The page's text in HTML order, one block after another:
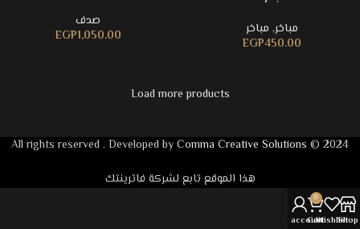
مباخر, مباخر
EGP450.00
صدف
EGP1,050.00
Load more products
2024 © All rights reserved . Developed by
Comma Creative Solutions
هذا الموقع تابع لشركة فاترينتك
Shop
Wishlist
0
Cart
My account